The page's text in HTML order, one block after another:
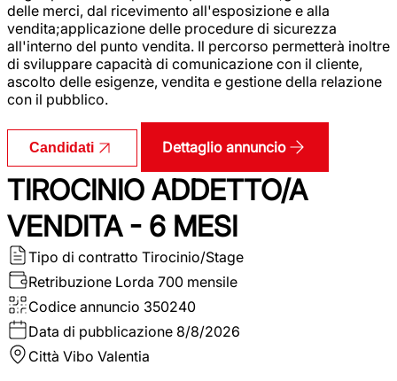
delle merci, dal ricevimento all'esposizione e alla
vendita;applicazione delle procedure di sicurezza
all'interno del punto vendita. Il percorso permetterà inoltre
di sviluppare capacità di comunicazione con il cliente,
ascolto delle esigenze, vendita e gestione della relazione
con il pubblico.
Candidati Dettaglio annuncio
TIROCINIO ADDETTO/A
VENDITA - 6 MESI
Tipo di contratto Tirocinio/Stage
Retribuzione Lorda 700 mensile
Codice annuncio 350240
Data di pubblicazione 8/8/2026
Città Vibo Valentia